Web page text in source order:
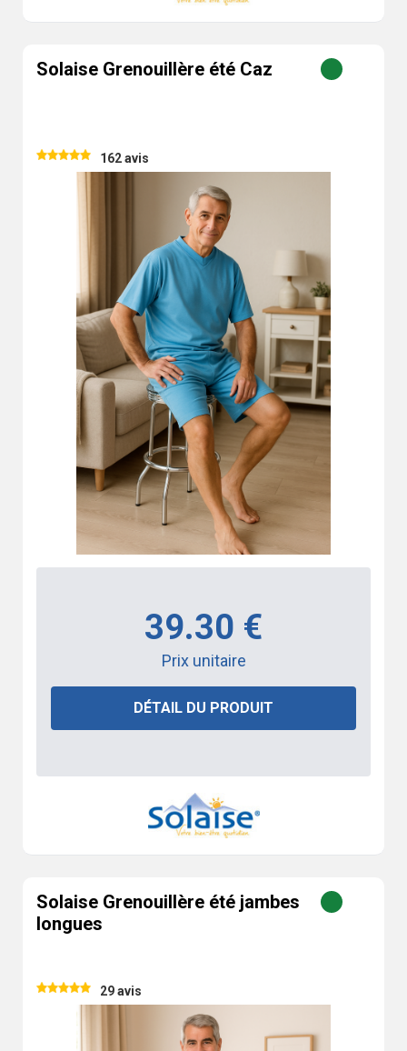
Solaise Grenouillère été Caz
162 avis
39.30 €
Prix unitaire
DÉTAIL DU PRODUIT
Solaise Grenouillère été jambes
longues
29 avis